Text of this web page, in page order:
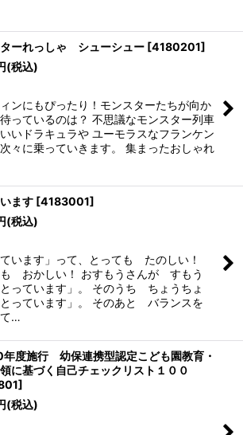
ーれっしゃ シューシュー [4180201]
(税込)
ンにもぴったり！モンスターたちが向か
っているのは？ 不思議なモンスター列車
いドラキュラや ユーモラスなフランケン
々に乗っていきます。 集まったおしゃれ
ます [4183001]
(税込)
ています」って、とっても たのしい！
も おかしい！ おすもうさんが すもう
っています」。 そのうち ちょうちょ
っています」。 そのあと バランスを
て…
度施行 幼保連携型認定こども園教育・
に基づく自己チェックリスト１００
]
(税込)